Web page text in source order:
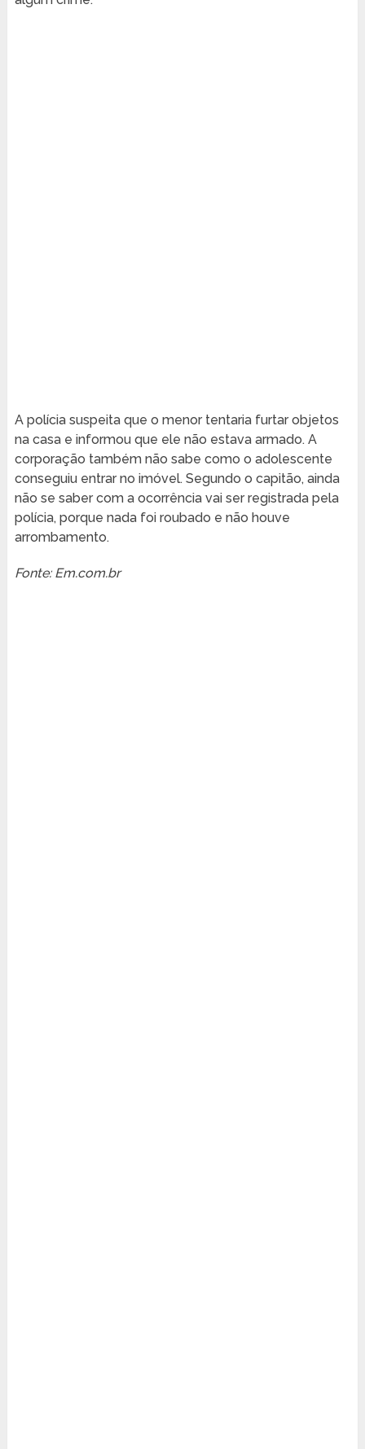
A polícia suspeita que o menor tentaria furtar objetos
na casa e informou que ele não estava armado. A
corporação também não sabe como o adolescente
conseguiu entrar no imóvel. Segundo o capitão, ainda
não se saber com a ocorrência vai ser registrada pela
polícia, porque nada foi roubado e não houve
arrombamento.
Fonte: Em.com.br